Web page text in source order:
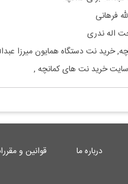
فرهانی
اله ندری
خرید نتدستگاه همایونمیرزا
خرید نت هایکمانچه ,
درباره ما قوانین و